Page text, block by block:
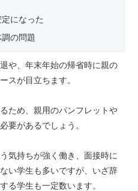
になった
の問題
や、年末年始の帰省時に親の
スが目立ちます。
ため、親用のパンフレットや
要があるでしょう。
気持ちが強く働き、面接時に
い学生も多いですが、いざ辞
る学生も一定数います。